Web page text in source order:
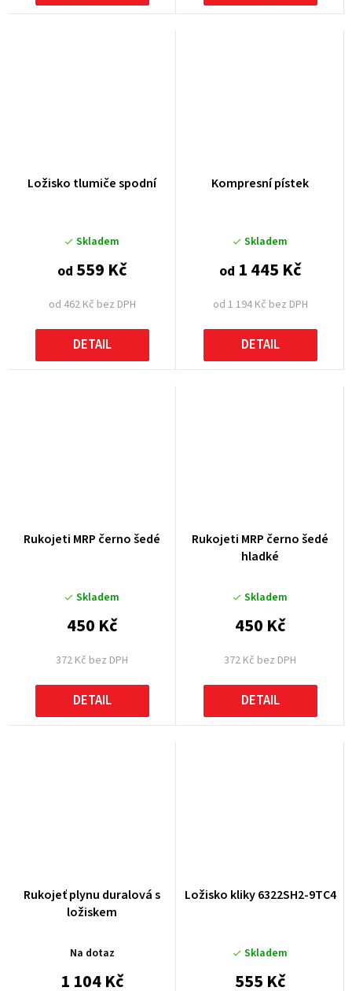
Ložisko tlumiče spodní
Skladem
od 462 Kč bez DPH
od 559 Kč
DETAIL
Kompresní pístek
Skladem
od 1 194 Kč bez DPH
od 1 445 Kč
DETAIL
Rukojeti MRP černo šedé
Skladem
372 Kč bez DPH
450 Kč
DETAIL
Rukojeti MRP černo šedé
hladké
Skladem
372 Kč bez DPH
450 Kč
DETAIL
Rukojeť plynu duralová s
ložiskem
Na dotaz
1 104 Kč
Ložisko kliky 6322SH2-9TC4
Skladem
555 Kč